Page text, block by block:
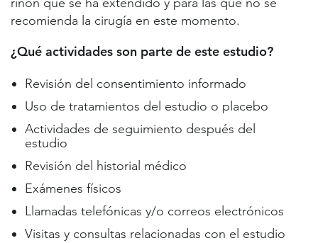
recomienda la cirugía en este momento.
¿Qué actividades son parte de este estudio?
Revisión del consentimiento informado
Uso de tratamientos del estudio o placebo
Actividades de seguimiento después del
estudio
Revisión del historial médico
Exámenes físicos
Llamadas telefónicas y/o correos electrónicos
Visitas y consultas relacionadas con el estudio